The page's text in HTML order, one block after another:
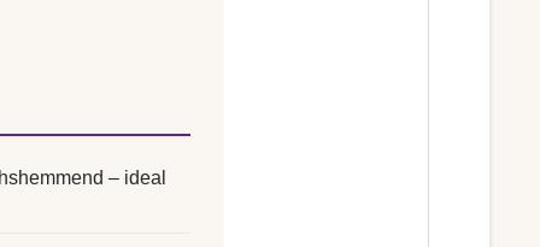
– ideal